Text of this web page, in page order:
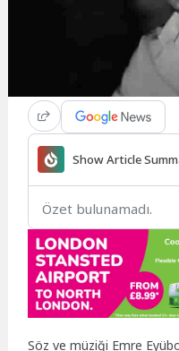
Show Article
Özet bulunamadı.
Söz ve müziği Emre